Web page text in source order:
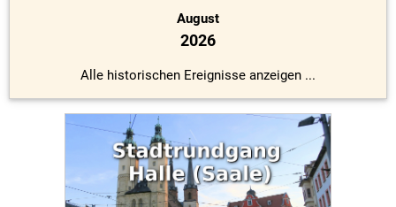
August
2026
Alle historischen Ereignisse anzeigen ...